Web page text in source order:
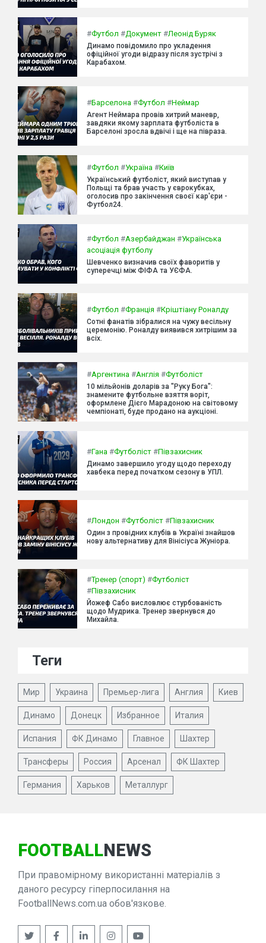
#Футбол #Документ #Леонід Буряк
Динамо повідомило про укладення
офіційної угоди відразу після зустрічі з
Карабахом.
#Барселона #Футбол #Неймар
Агент Неймара провів хитрий маневр,
завдяки якому зарплата футболіста в
Барселоні зросла вдвічі і ще на півраза.
#Футбол #Україна #Київ
Український футболіст, який виступав у
Польщі та брав участь у єврокубках,
оголосив про закінчення своєї кар'єри -
Футбол24.
#Футбол #Азербайджан #Українська
асоціація футболу
Шевченко визначив своїх фаворитів у
суперечці між ФІФА та УЄФА.
#Футбол #Франція #Кріштіану Роналду
Сотні фанатів зібралися на чужу весільну
церемонію. Роналду виявився хитрішим за
всіх.
#Аргентина #Англія #Футболіст
10 мільйонів доларів за "Руку Бога":
знамените футбольне взяття воріт,
оформлене Дієго Марадоною на світовому
чемпіонаті, буде продано на аукціоні.
#Гана #Футболіст #Півзахисник
Динамо завершило угоду щодо переходу
хавбека перед початком сезону в УПЛ.
#Лондон #Футболіст #Півзахисник
Один з провідних клубів в Україні знайшов
нову альтернативу для Вінісіуса Жуніора.
#Тренер (спорт) #Футболіст
#Півзахисник
Йожеф Сабо висловлює стурбованість
щодо Мудрика. Тренер звернувся до
Михайла.
Теги
Мир Украина Премьер-лига Англия Киев
Динамо Донецк Избранное Италия
Испания ФК Динамо Главное Шахтер
Трансферы Россия Арсенал ФК Шахтер
Германия Харьков Металлург
FOOTBALLNEWS
При правомірному використанні матеріалів з
даного ресурсу гіперпосилання на
FootballNews.com.ua обов'язкове.